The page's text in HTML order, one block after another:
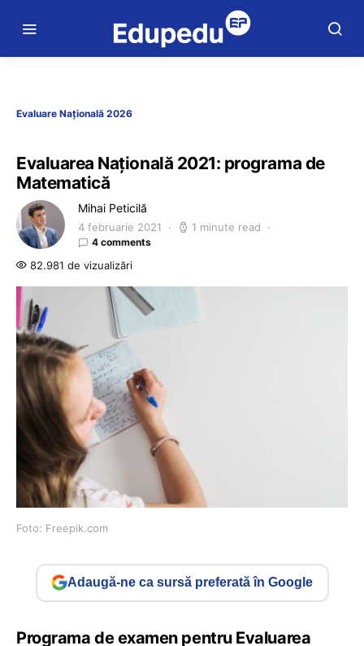
Evaluare Națională 2026
Evaluarea Națională 2021: programa de
Matematică
Mihai Peticilă
4 februarie 2021 1 minute read
4 comments
82.981 de vizualizări
Foto: Freepik.com
Adaugă-ne ca sursă preferată în Google
Programa de examen pentru Evaluarea